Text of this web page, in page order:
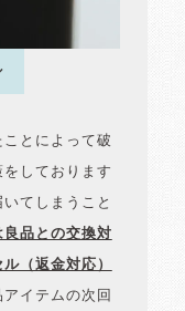
とによって破
しております
てしまうこと
良品との交換対
（返金対応）
アイテムの次回